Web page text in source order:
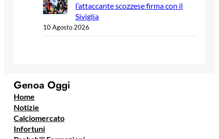
l’attaccante scozzese firma con il
Siviglia
10 Agosto 2026
Genoa Oggi
Home
Notizie
Calciomercato
Infortuni